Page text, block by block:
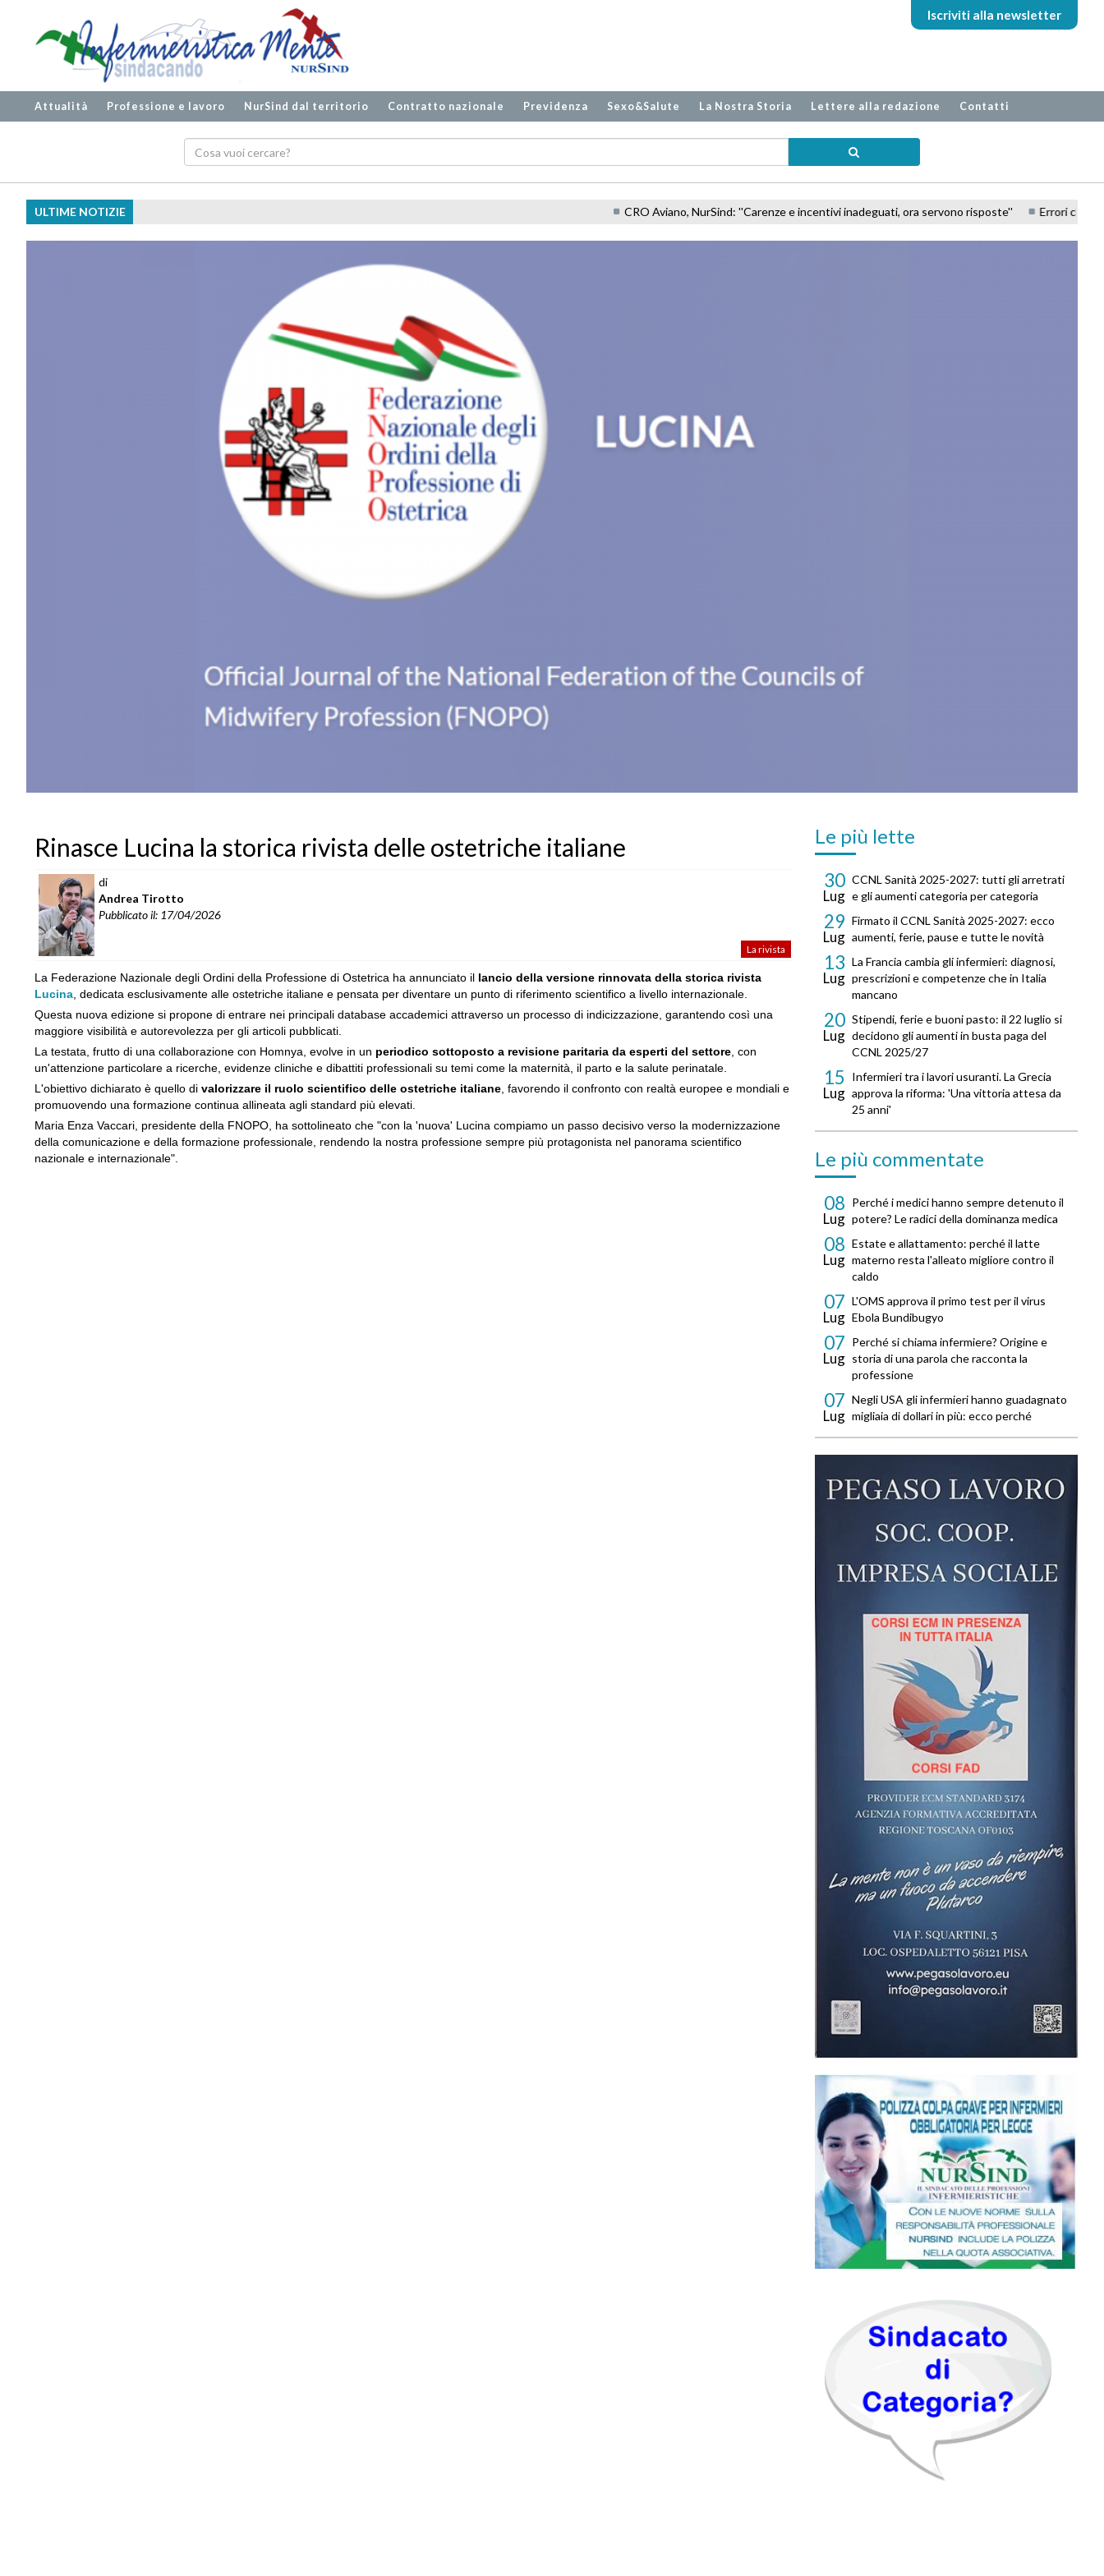
Iscriviti alla newsletter
Attualità Professione e lavoro NurSind dal territorio Contratto nazionale Previdenza Sexo&Salute La Nostra Storia Lettere alla redazione Contatti
ULTIME NOTIZIE CRO Aviano, NurSind: ''Carenze e incentivi inadeguati, ora servono risposte'' Errori clinici, solo uno su
Rinasce Lucina la storica rivista delle ostetriche italiane
di
Andrea Tirotto
Pubblicato il: 17/04/2026
La rivista
La Federazione Nazionale degli Ordini della Professione di Ostetrica ha annunciato il lancio della versione rinnovata della storica rivista
Lucina , dedicata esclusivamente alle ostetriche italiane e pensata per diventare un punto di riferimento scientifico a livello internazionale.
Questa nuova edizione si propone di entrare nei principali database accademici attraverso un processo di indicizzazione, garantendo così una
maggiore visibilità e autorevolezza per gli articoli pubblicati.
La testata, frutto di una collaborazione con Homnya, evolve in un periodico sottoposto a revisione paritaria da esperti del settore , con
un'attenzione particolare a ricerche, evidenze cliniche e dibattiti professionali su temi come la maternità, il parto e la salute perinatale.
L'obiettivo dichiarato è quello di valorizzare il ruolo scientifico delle ostetriche italiane , favorendo il confronto con realtà europee e mondiali e
promuovendo una formazione continua allineata agli standard più elevati.
Maria Enza Vaccari, presidente della FNOPO, ha sottolineato che "con la 'nuova' Lucina compiamo un passo decisivo verso la modernizzazione
della comunicazione e della formazione professionale, rendendo la nostra professione sempre più protagonista nel panorama scientifico
nazionale e internazionale".
Le più lette
30
Lug
CCNL Sanità 2025-2027: tutti gli arretrati
e gli aumenti categoria per categoria
29
Lug
Firmato il CCNL Sanità 2025-2027: ecco
aumenti, ferie, pause e tutte le novità
13
Lug
La Francia cambia gli infermieri: diagnosi,
prescrizioni e competenze che in Italia
mancano
20
Lug
Stipendi, ferie e buoni pasto: il 22 luglio si
decidono gli aumenti in busta paga del
CCNL 2025/27
15
Lug
Infermieri tra i lavori usuranti. La Grecia
approva la riforma: 'Una vittoria attesa da
25 anni'
Le più commentate
08
Lug
Perché i medici hanno sempre detenuto il
potere? Le radici della dominanza medica
08
Lug
Estate e allattamento: perché il latte
materno resta l'alleato migliore contro il
caldo
07
Lug
L'OMS approva il primo test per il virus
Ebola Bundibugyo
07
Lug
Perché si chiama infermiere? Origine e
storia di una parola che racconta la
professione
07
Lug
Negli USA gli infermieri hanno guadagnato
migliaia di dollari in più: ecco perché